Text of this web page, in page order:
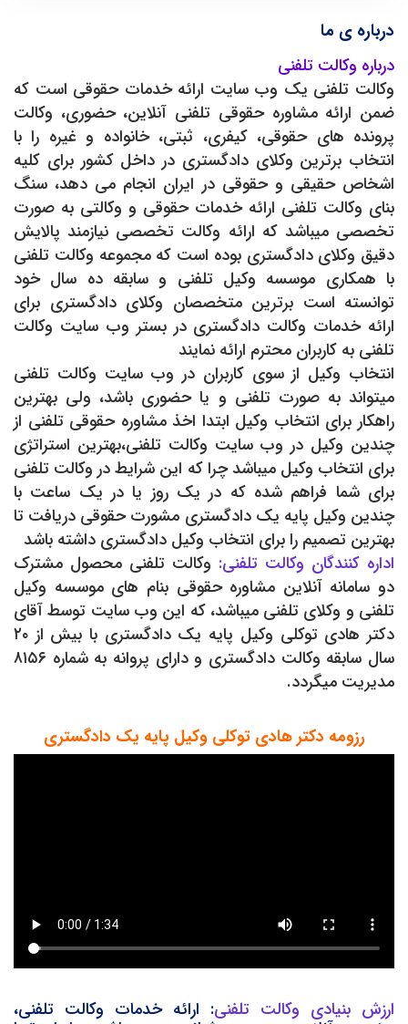
درباره ی ما
درباره وکالت تلفنی
وکالت تلفنی یک وب سایت ارائه خدمات حقوقی است که
ضمن ارائه مشاوره حقوقی تلفنی آنلاین، حضوری، وکالت
پرونده های حقوقی، کیفری، ثبتی، خانواده و غیره را با
انتخاب برترین وکلای دادگستری در داخل کشور برای کلیه
اشخاص حقیقی و حقوقی در ایران انجام می دهد، سنگ
بنای وکالت تلفنی ارائه خدمات حقوقی و وکالتی به صورت
تخصصی میباشد که ارائه وکالت تخصصی نيازمند پالایش
دقیق وکلای دادگستری بوده است که مجموعه وکالت تلفنی
با همکاری موسسه وکیل تلفنی و سابقه ده سال خود
توانسته است برترین متخصصان وکلای دادگستری برای
ارائه خدمات وکالت دادگستری در بستر وب سایت وکالت
تلفنی به کاربران محترم ارائه نمایند
انتخاب وکیل از سوی کاربران در وب سایت وکالت تلفنی
میتواند به صورت تلفنی و یا حضوری باشد، ولی بهترین
راهکار برای انتخاب وکیل ابتدا اخذ مشاوره حقوقی تلفنی از
چندین وکیل در وب سایت وکالت تلفنی،بهترین استراتژی
برای انتخاب وکیل میباشد چرا که این شرایط در وکالت تلفنی
برای شما فراهم شده که در یک روز یا در يک ساعت با
چندین وکیل پایه یک دادگستری مشورت حقوقی دریافت تا
بهترین تصمیم را برای انتخاب وکیل دادگستری داشته باشد
اداره کنندگان وکالت تلفنی: وکالت تلفنی محصول مشترک
دو سامانه آنلاین مشاوره حقوقی بنام های موسسه وکیل
تلفنی و وکلای تلفنی میباشد، که این وب سایت توسط آقای
دکتر هادی توکلی وکیل پایه یک دادگستری با بيش از ۲۰
سال سابقه وکالت دادگستری و دارای پروانه به شماره ۸۱۵۶
مدیریت میگردد.
رزومه دکتر هادی توکلی وکیل پایه یک دادگستری
ارزش بنیادی وکالت تلفنی: ارائه خدمات وکالت تلفنی،